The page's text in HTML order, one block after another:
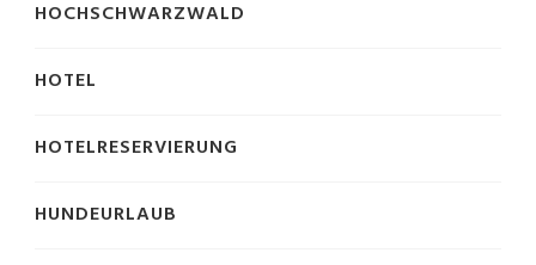
HOCHSCHWARZWALD
HOTEL
HOTELRESERVIERUNG
HUNDEURLAUB